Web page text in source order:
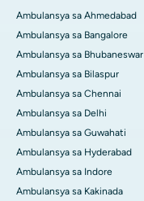
Ambulansya sa Ahmedabad
Ambulansya sa Bangalore
Ambulansya sa Bhubaneswar
Ambulansya sa Bilaspur
Ambulansya sa Chennai
Ambulansya sa Delhi
Ambulansya sa Guwahati
Ambulansya sa Hyderabad
Ambulansya sa Indore
Ambulansya sa Kakinada